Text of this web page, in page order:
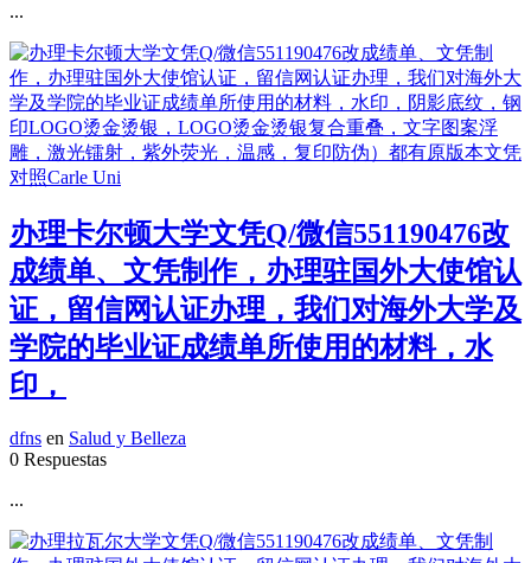
...
办理卡尔顿大学文凭Q/微信551190476改
成绩单、文凭制作，办理驻国外大使馆认
证，留信网认证办理，我们对海外大学及
学院的毕业证成绩单所使用的材料，水
印，
dfns en Salud y Belleza
0 Respuestas
...